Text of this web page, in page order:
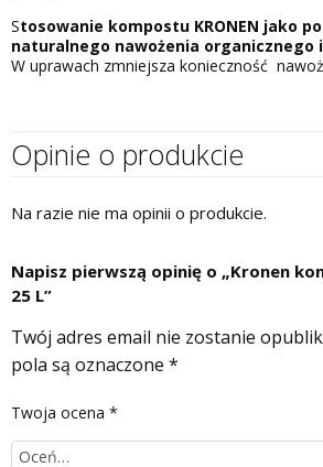
Stosowanie kompostu KRONEN jako
naturalnego nawożenia organicznego
W uprawach zmniejsza konieczność
Opinie o produkcie
Na razie nie ma opinii o produkcie.
Napisz pierwszą opinię o „Kronen
25 L”
Twój adres email nie zostanie
pola są oznaczone *
Twoja ocena *